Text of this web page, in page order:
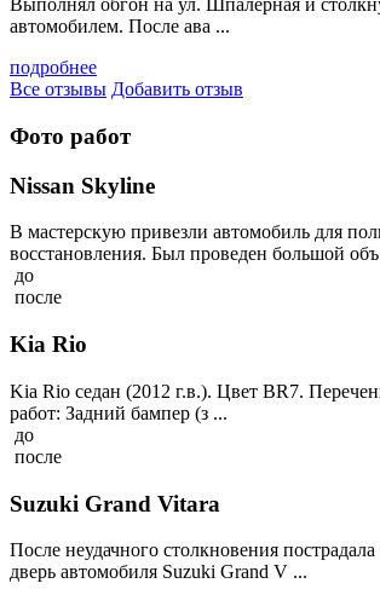
Выполнял обгон на ул. Шпалерная и
автомобилем. После ава ...
подробнее
Все отзывы Добавить отзыв
Фото работ
Nissan Skyline
В мастерскую привезли автомобиль для
восстановления. Был проведен большой
до
после
Kia Rio
Kia Rio седан (2012 г.в.). Цвет BR7.
работ: Задний бампер (з ...
до
после
Suzuki Grand Vitara
После неудачного столкновения пострадала
дверь автомобиля Suzuki Grand V ...